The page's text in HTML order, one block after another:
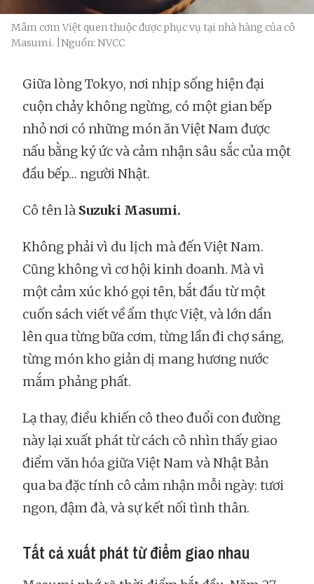
Mâm cơm Việt quen thuộc được phục vụ tại nhà hàng của cô
Masumi. |Nguồn: NVCC
Giữa lòng Tokyo, nơi nhịp sống hiện đại
cuộn chảy không ngừng, có một gian bếp
nhỏ nơi có những món ăn Việt Nam được
nấu bằng ký ức và cảm nhận sâu sắc của một
đầu bếp… người Nhật.
Cô tên là Suzuki Masumi.
Không phải vì du lịch mà đến Việt Nam.
Cũng không vì cơ hội kinh doanh. Mà vì
một cảm xúc khó gọi tên, bắt đầu từ một
cuốn sách viết về ẩm thực Việt, và lớn dần
lên qua từng bữa cơm, từng lần đi chợ sáng,
từng món kho giản dị mang hương nước
mắm phảng phất.
Lạ thay, điều khiến cô theo đuổi con đường
này lại xuất phát từ cách cô nhìn thấy giao
điểm văn hóa giữa Việt Nam và Nhật Bản
qua ba đặc tính cô cảm nhận mỗi ngày: tươi
ngon, đậm đà, và sự kết nối tình thân.
Tất cả xuất phát từ điểm giao nhau